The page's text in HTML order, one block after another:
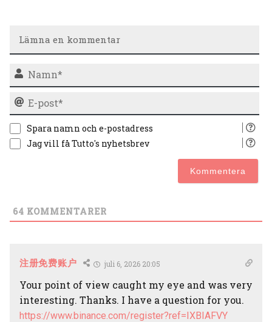
Spara namn och e-postadress
Jag vill få Tutto's nyhetsbrev
64 KOMMENTARER
注册免费账户 juli 6, 2026 20:05
Your point of view caught my eye and was very
interesting. Thanks. I have a question for you.
https://www.binance.com/register?ref=IXBIAFVY